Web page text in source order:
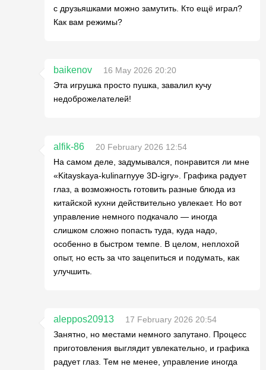
с друзьяшками можно замутить. Кто ещё играл?
Как вам режимы?
baikenov
16 May 2026 20:20
Эта игрушка просто пушка, завалил кучу
недоброжелателей!
alfik-86
20 February 2026 12:54
На самом деле, задумывался, понравится ли мне
«Kitayskaya-kulinarnyye 3D-igry». Графика радует
глаз, а возможность готовить разные блюда из
китайской кухни действительно увлекает. Но вот
управление немного подкачало — иногда
слишком сложно попасть туда, куда надо,
особенно в быстром темпе. В целом, неплохой
опыт, но есть за что зацепиться и подумать, как
улучшить.
aleppos20913
17 February 2026 20:54
Занятно, но местами немного запутано. Процесс
приготовления выглядит увлекательно, и графика
радует глаз. Тем не менее, управление иногда